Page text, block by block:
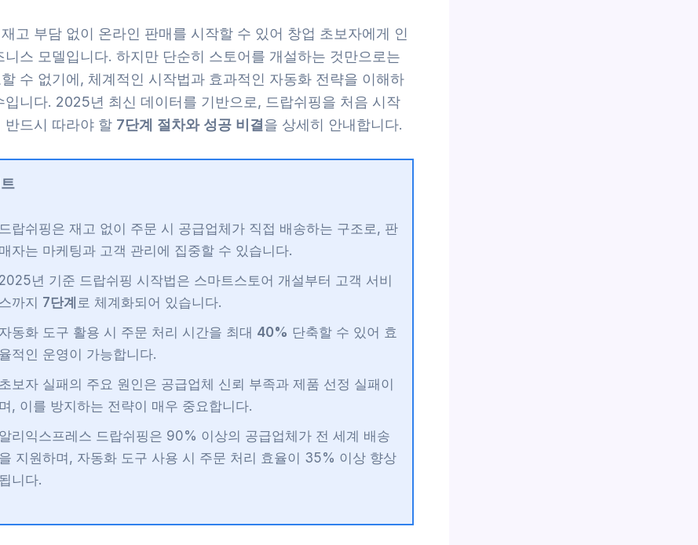
고 부담 없이 온라인 판매를 시작할 수 있어 창업 초보자에게 인
니스 모델입니다. 하지만 단순히 스토어를 개설하는 것만으로는
수 없기에, 체계적인 시작법과 효과적인 자동화 전략을 이해하
입니다. 2025년 최신 데이터를 기반으로, 드랍쉬핑을 처음 시작
반드시 따라야 할 7단계 절차와 성공 비결 을 상세히 안내합니다.
드랍쉬핑은 재고 없이 주문 시 공급업체가 직접 배송하는 구조로, 판
매자는 마케팅과 고객 관리에 집중할 수 있습니다.
2025년 기준 드랍쉬핑 시작법은 스마트스토어 개설부터 고객 서비
스까지 7단계 로 체계화되어 있습니다.
자동화 도구 활용 시 주문 처리 시간을 최대 40% 단축할 수 있어 효
율적인 운영이 가능합니다.
초보자 실패의 주요 원인은 공급업체 신뢰 부족과 제품 선정 실패이
며, 이를 방지하는 전략이 매우 중요합니다.
알리익스프레스 드랍쉬핑은 90% 이상의 공급업체가 전 세계 배송
을 지원하며, 자동화 도구 사용 시 주문 처리 효율이 35% 이상 향상
됩니다.